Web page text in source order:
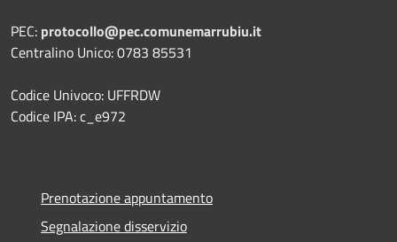
PEC: protocollo@pec.comunemarrubiu.it
Centralino Unico: 0783 85531
Codice Univoco: UFFRDW
Codice IPA: c_e972
Prenotazione appuntamento
Segnalazione disservizio